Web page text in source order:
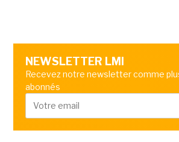
NEWSLETTER LMI
Recevez notre newsletter comme
abonnés